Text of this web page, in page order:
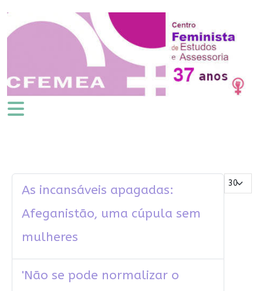
Mostrar #
As incansáveis apagadas:
Afeganistão, uma cúpula sem
mulheres
'Não se pode normalizar o